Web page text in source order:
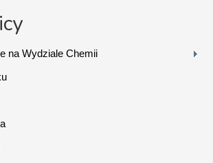
na Wydziale Chemii